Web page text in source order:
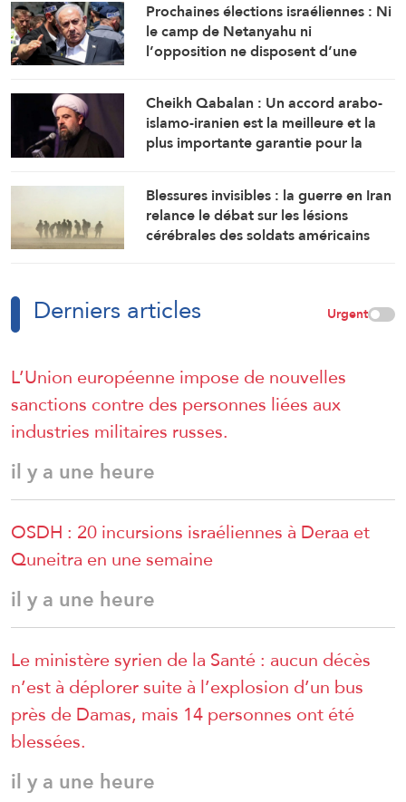
Prochaines élections israéliennes : Ni
le camp de Netanyahu ni
l’opposition ne disposent d’une
gouvernement
Cheikh Qabalan : Un accord arabo-
islamo-iranien est la meilleure et la
plus importante garantie pour la
Blessures invisibles : la guerre en Iran
relance le débat sur les lésions
cérébrales des soldats américains
Derniers articles Urgent
L’Union européenne impose de nouvelles
sanctions contre des personnes liées aux
industries militaires russes.
il y a une heure
OSDH : 20 incursions israéliennes à Deraa et
Quneitra en une semaine
il y a une heure
Le ministère syrien de la Santé : aucun décès
n’est à déplorer suite à l’explosion d’un bus
près de Damas, mais 14 personnes ont été
blessées.
il y a une heure